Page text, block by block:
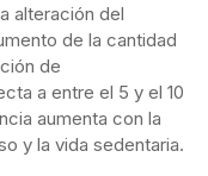
alteración del
de la cantidad
de
a entre el 5 y el 10
aumenta con la
y la vida sedentaria.